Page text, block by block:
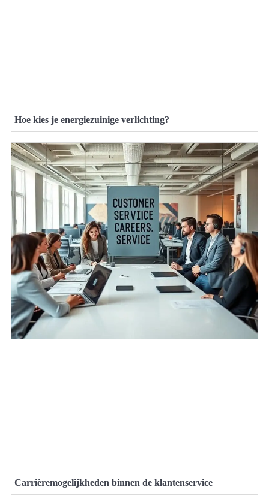
Hoe kies je energiezuinige verlichting?
Carrièremogelijkheden binnen de klantenservice